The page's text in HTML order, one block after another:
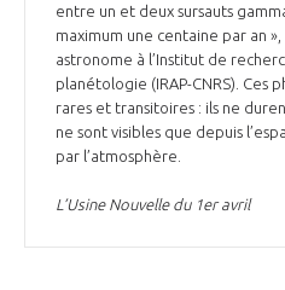
entre un et deux sursauts
maximum une centaine par an
astronome à l’Institut de
planétologie (IRAP-CNRS). Ces
rares et transitoires : ils ne
ne sont visibles que depuis
par l’atmosphère.
L’Usine Nouvelle du 1er avril